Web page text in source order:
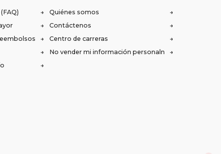
Quiénes somos
Contáctenos
Centro de carreras
No vender mi información personaln